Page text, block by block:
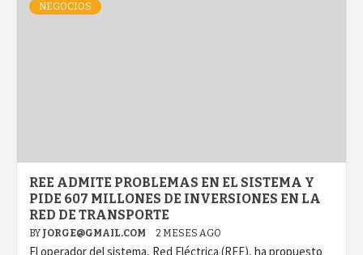
NEGOCIOS
REE ADMITE PROBLEMAS EN EL SISTEMA Y
PIDE 607 MILLONES DE INVERSIONES EN LA
RED DE TRANSPORTE
BY JORGE@GMAIL.COM 2 MESES AGO
El operador del sistema, Red Eléctrica (REE), ha propuesto